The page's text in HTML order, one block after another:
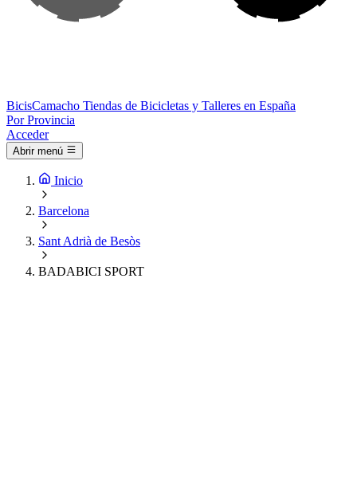
BicisCamacho Tiendas de Bicicletas y Talleres en España
Por Provincia
Acceder
Abrir menú
Inicio
Barcelona
Sant Adrià de Besòs
BADABICI SPORT